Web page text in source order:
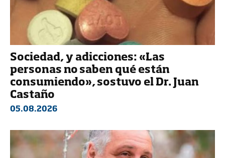
Sociedad, y adicciones: «Las
personas no saben qué están
consumiendo», sostuvo el Dr. Juan
Castaño
05.08.2026